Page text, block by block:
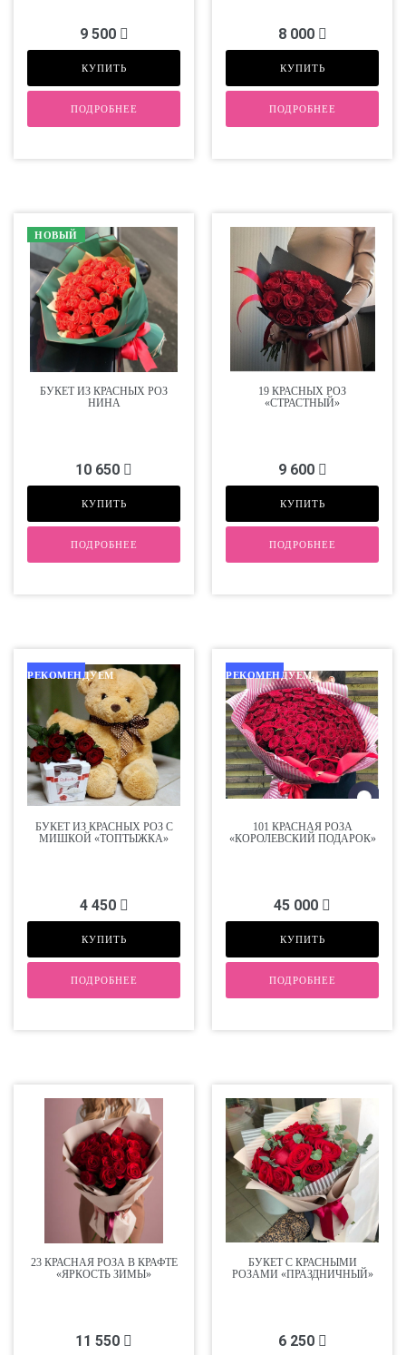
9 500
КУПИТЬ
ПОДРОБНЕЕ
8 000
КУПИТЬ
ПОДРОБНЕЕ
НОВЫЙ
БУКЕТ ИЗ КРАСНЫХ РОЗ
НИНА
10 650
КУПИТЬ
ПОДРОБНЕЕ
19 КРАСНЫХ РОЗ
«СТРАСТНЫЙ»
9 600
КУПИТЬ
ПОДРОБНЕЕ
РЕКОМЕНДУЕМ
БУКЕТ ИЗ КРАСНЫХ РОЗ С
МИШКОЙ «ТОПТЫЖКА»
4 450
КУПИТЬ
ПОДРОБНЕЕ
РЕКОМЕНДУЕМ
101 КРАСНАЯ РОЗА
«КОРОЛЕВСКИЙ ПОДАРОК»
45 000
КУПИТЬ
ПОДРОБНЕЕ
23 КРАСНАЯ РОЗА В КРАФТЕ
«ЯРКОСТЬ ЗИМЫ»
11 550
БУКЕТ С КРАСНЫМИ
РОЗАМИ «ПРАЗДНИЧНЫЙ»
6 250